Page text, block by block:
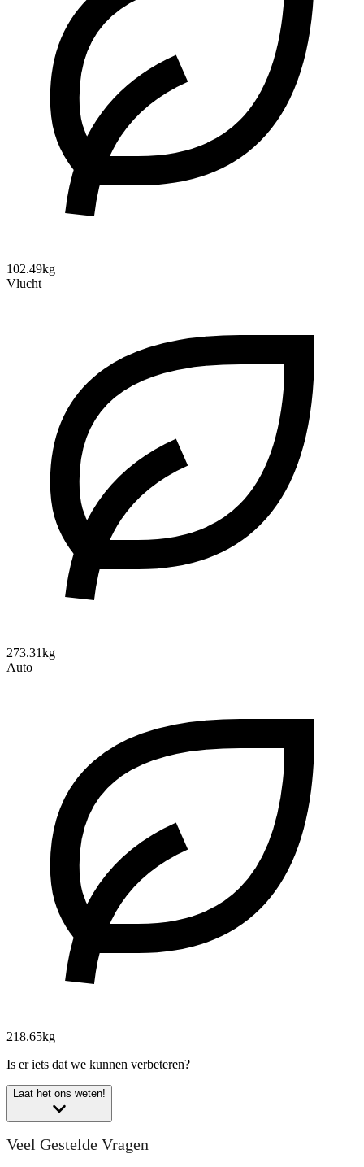
102.49kg
Vlucht
273.31kg
Auto
218.65kg
Is er iets dat we kunnen verbeteren?
Laat het ons weten!
Veel Gestelde Vragen